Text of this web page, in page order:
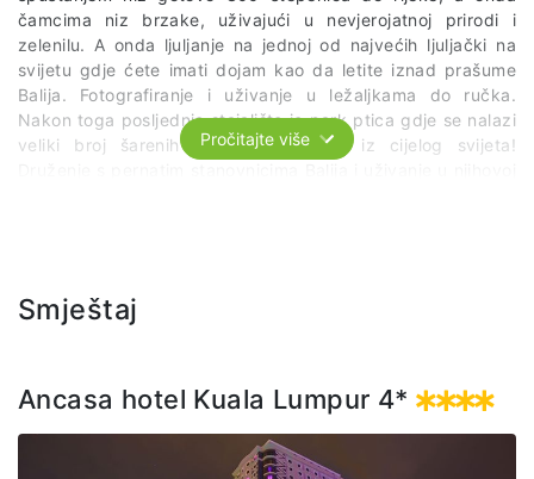
čamcima niz brzake, uživajući u nevjerojatnoj prirodi i
zelenilu. A onda ljuljanje na jednoj od najvećih ljuljački na
svijetu gdje ćete imati dojam kao da letite iznad prašume
Balija. Fotografiranje i uživanje u ležaljkama do ručka.
Nakon toga posljednje stajalište je park ptica gdje se nalazi
veliki broj šarenih i neobičnih vrsta iz cijelog svijeta!
sve ulaznice za navedene lokalitete
Pročitajte više
Smještaj
Ancasa hotel Kuala Lumpur 4*